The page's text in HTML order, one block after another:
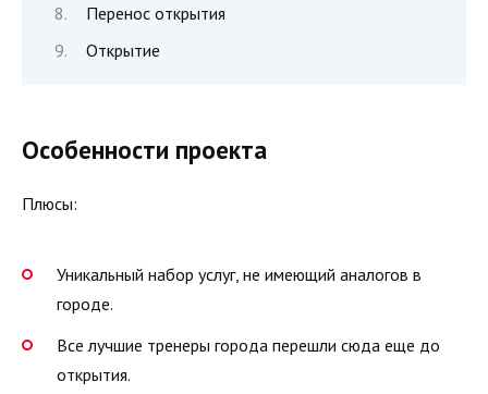
Перенос открытия
Открытие
Особенности проекта
Плюсы:
Уникальный набор услуг, не имеющий аналогов в
городе.
Все лучшие тренеры города перешли сюда еще до
открытия.